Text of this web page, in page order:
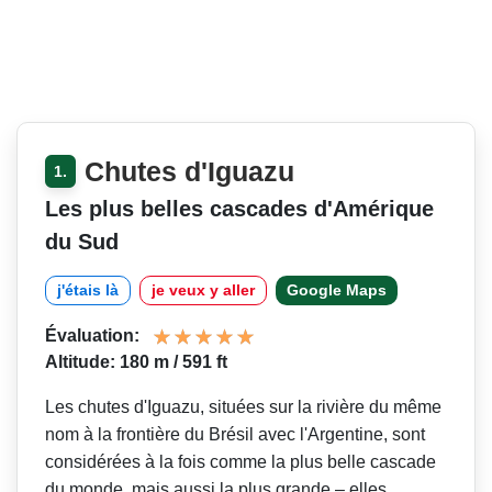
1. Chutes d'Iguazu
Les plus belles cascades d'Amérique
du Sud
j'étais là je veux y aller Google Maps
Évaluation:
Altitude: 180 m / 591 ft
Les chutes d'Iguazu, situées sur la rivière du même
nom à la frontière du Brésil avec l'Argentine, sont
considérées à la fois comme la plus belle cascade